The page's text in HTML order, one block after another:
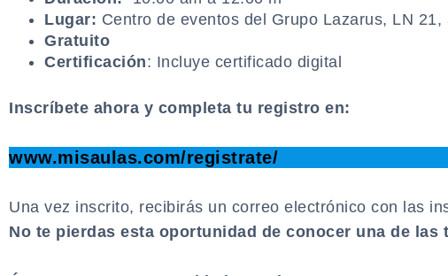
Lugar: Centro de eventos del Grupo Lazarus, LN 21,
Gratuito
Certificación: Incluye certificado digital
Inscríbete ahora y completa tu registro en:
www.misaulas.com/registrate/
Una vez inscrito, recibirás un correo electrónico con las
No te pierdas esta oportunidad de conocer una de